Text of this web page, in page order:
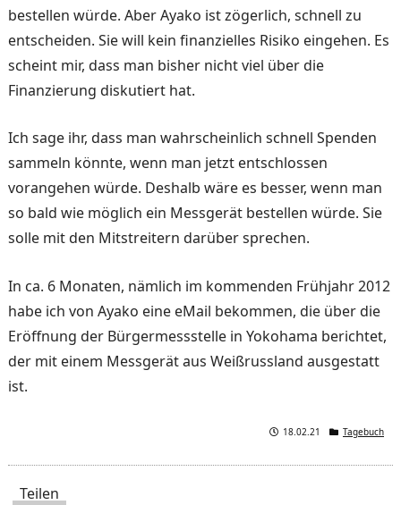
bestellen würde. Aber Ayako ist zögerlich, schnell zu
entscheiden. Sie will kein finanzielles Risiko eingehen. Es
scheint mir, dass man bisher nicht viel über die
Finanzierung diskutiert hat.
Ich sage ihr, dass man wahrscheinlich schnell Spenden
sammeln könnte, wenn man jetzt entschlossen
vorangehen würde. Deshalb wäre es besser, wenn man
so bald wie möglich ein Messgerät bestellen würde. Sie
solle mit den Mitstreitern darüber sprechen.
In ca. 6 Monaten, nämlich im kommenden Frühjahr 2012
habe ich von Ayako eine eMail bekommen, die über die
Eröffnung der Bürgermessstelle in Yokohama berichtet,
der mit einem Messgerät aus Weißrussland ausgestatt
ist.
18.02.21 Tagebuch
Teilen